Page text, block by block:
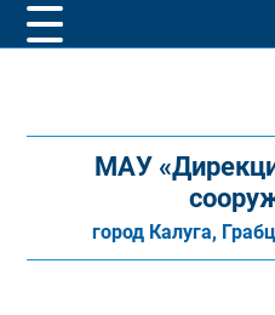
МАУ
город Калуга,